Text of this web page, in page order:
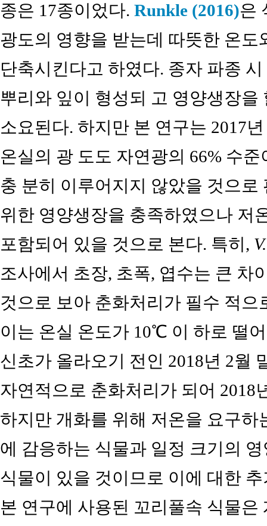
종은 17종이었다. Runkle (2016)은
광도의 영향을 받는데 따뜻한 온도
단축시킨다고 하였다. 종자 파종
뿌리와 잎이 형성되 고 영양생장을
소요된다. 하지만 본 연구는 2017
온실의 광 도도 자연광의 66% 수
충 분히 이루어지지 않았을 것으
위한 영양생장을 충족하였으나 저
포함되어 있을 것으로 본다. 특히,
조사에서 초장, 초폭, 엽수는 큰 차
것으로 보아 춘화처리가 필수 적
이는 온실 온도가 10℃ 이 하로 떨
신초가 올라오기 전인 2018년 2월
자연적으로 춘화처리가 되어 2018
하지만 개화를 위해 저온을 요구
에 감응하는 식물과 일정 크기의
식물이 있을 것이므로 이에 대한
본 연구에 사용된 꼬리풀속 식물